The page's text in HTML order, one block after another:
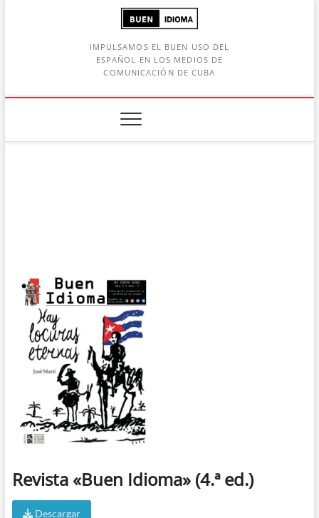
IMPULSAMOS EL BUEN USO DEL
ESPAÑOL EN LOS MEDIOS DE
COMUNICACIÓN DE CUBA
Revista «Buen Idioma» (4.ª ed.)
Descargar